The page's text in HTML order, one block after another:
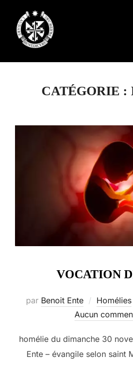
contenu
CATÉGORIE :
VOCATION
par Benoit Ente Homélies
Aucun
homélie du dimanche 30
Ente – évangile selon saint